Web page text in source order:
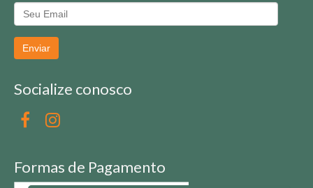
Enviar
Socialize conosco
Formas de Pagamento